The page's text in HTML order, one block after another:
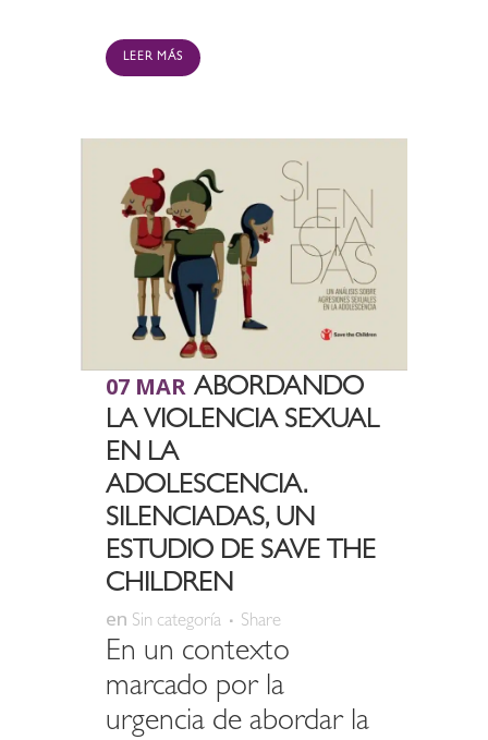
LEER MÁS
07 MAR ABORDANDO
LA VIOLENCIA SEXUAL
EN LA
ADOLESCENCIA.
SILENCIADAS, UN
ESTUDIO DE SAVE THE
CHILDREN
en Sin categoría Share
En un contexto
marcado por la
urgencia de abordar la